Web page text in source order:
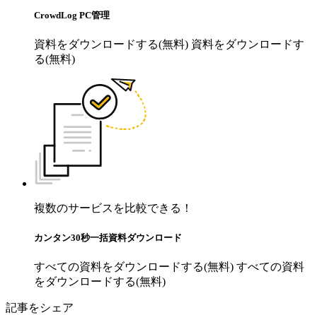
CrowdLog PC管理
資料をダウンロードする(無料) 資料をダウンロードす
る(無料)
複数のサービスを比較できる！
カンタン30秒一括資料ダウンロード
すべての資料をダウンロードする(無料) すべての資料
をダウンロードする(無料)
記事をシェア